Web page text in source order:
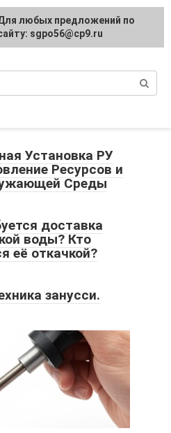
водопровод,
Установка РУ
Ресурсов и
Среды
доставка
воды? Кто
её откачкой?
занусси.
любых предложений по
sgpo56@cp9.ru